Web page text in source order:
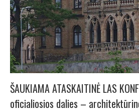
ŠAUKIAMA ATASKAITINĖ LAS
oficialiosios dalies –